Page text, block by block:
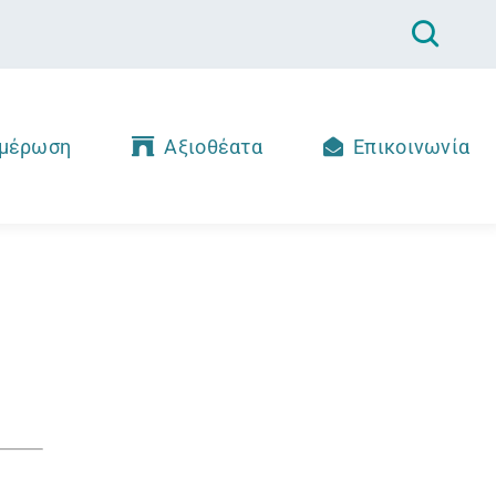
Αξιοθέατα Επικοινωνία